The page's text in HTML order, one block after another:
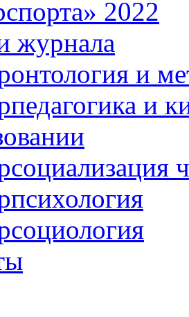
2022
журнала
и
и